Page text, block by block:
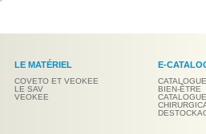
LE MATÉRIEL
COVETO ET VEOKEE
LE SAV
VEOKEE
E-
BIEN-ÊTRE